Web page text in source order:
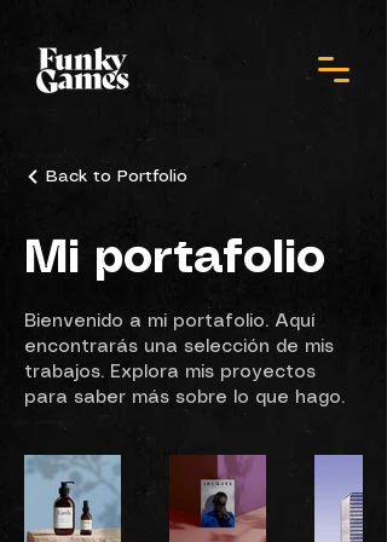
Back to Portfolio
Mi portafolio
Bienvenido a mi portafolio. Aquí
encontrarás una selección de mis
trabajos. Explora mis proyectos
para saber más sobre lo que hago.